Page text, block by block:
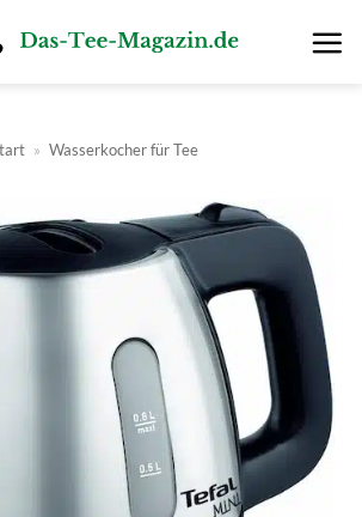
» Wasserkocher für Tee